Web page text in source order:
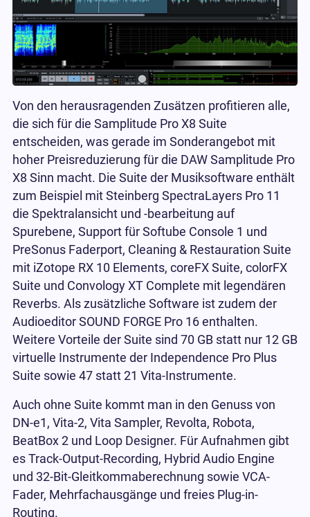
Von den herausragenden Zusätzen profitieren alle,
die sich für die Samplitude Pro X8 Suite
entscheiden, was gerade im Sonderangebot mit
hoher Preisreduzierung für die DAW Samplitude Pro
X8 Sinn macht. Die Suite der Musiksoftware enthält
zum Beispiel mit Steinberg SpectraLayers Pro 11
die Spektralansicht und -bearbeitung auf
Spurebene, Support für Softube Console 1 und
PreSonus Faderport, Cleaning & Restauration Suite
mit iZotope RX 10 Elements, coreFX Suite, colorFX
Suite und Convology XT Complete mit legendären
Reverbs. Als zusätzliche Software ist zudem der
Audioeditor SOUND FORGE Pro 16 enthalten.
Weitere Vorteile der Suite sind 70 GB statt nur 12 GB
virtuelle Instrumente der Independence Pro Plus
Suite sowie 47 statt 21 Vita-Instrumente.
Auch ohne Suite kommt man in den Genuss von
DN-e1, Vita-2, Vita Sampler, Revolta, Robota,
BeatBox 2 und Loop Designer. Für Aufnahmen gibt
es Track-Output-Recording, Hybrid Audio Engine
und 32-Bit-Gleitkommaberechnung sowie VCA-
Fader, Mehrfachausgänge und freies Plug-in-
Routing.